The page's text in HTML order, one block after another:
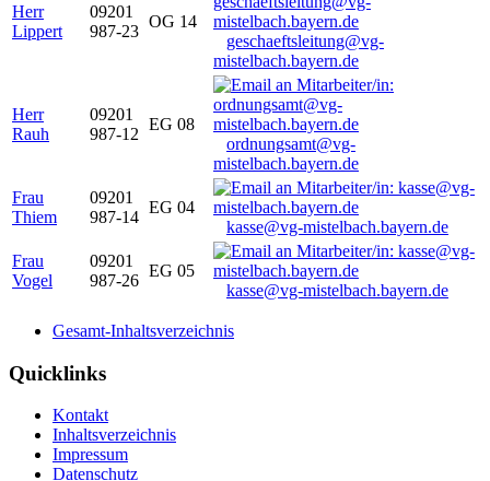
Herr
Lippert
09201
987-23
OG 14
geschaeftsleitung@vg-
mistelbach.bayern.de
Herr
Rauh
09201
987-12
EG 08
ordnungsamt@vg-
mistelbach.bayern.de
Frau
Thiem
09201
987-14
EG 04
kasse@vg-mistelbach.bayern.de
Frau
Vogel
09201
987-26
EG 05
kasse@vg-mistelbach.bayern.de
Gesamt-Inhaltsverzeichnis
Quicklinks
Kontakt
Inhaltsverzeichnis
Impressum
Datenschutz